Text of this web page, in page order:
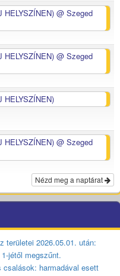
HELYSZÍNEN) @ Szeged
HELYSZÍNEN) @ Szeged
HELYSZÍNEN)
HELYSZÍNEN) @ Szeged
Nézd meg a naptárat
területei 2026.05.01. után:
jétől megszűnt.
csalások: harmadával esett